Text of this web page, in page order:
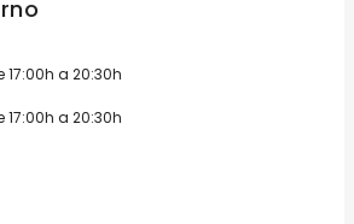
17:00h a 20:30h
17:00h a 20:30h